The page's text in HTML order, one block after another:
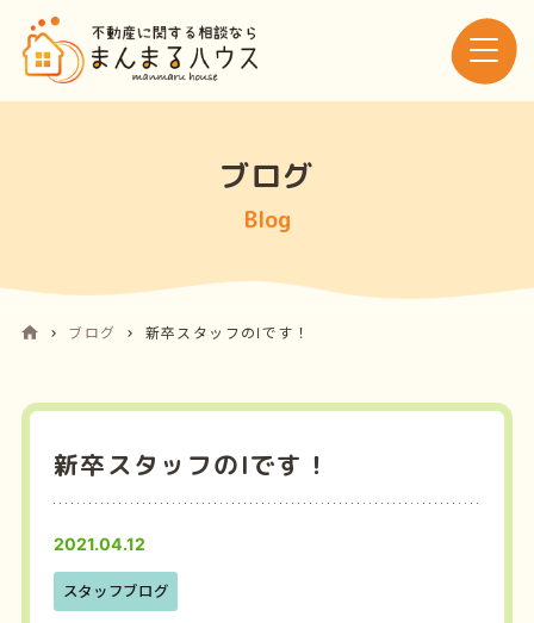
ブログ
Blog
ブログ 新卒スタッフのIです！
新卒スタッフのIです！
2021.04.12
スタッフブログ